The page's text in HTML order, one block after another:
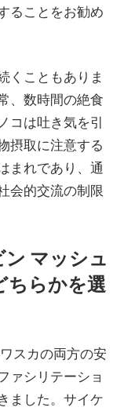
ることをお勧め
くこともありま
、数時間の絶食
コは吐き気を引
摂取に注意する
まれであり、通
会的交流の制限
マッシュ
ちらかを選
スカの両方の安
ァシリテーショ
ました。サイケ